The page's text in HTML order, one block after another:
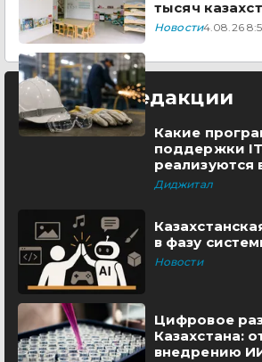
тысяч
Новости4.08.26
Выбор редакции
Какие
поддержки
реализуются
Диджитал
в фазу
Новости
Цифровое
Казахстана:
внедрению